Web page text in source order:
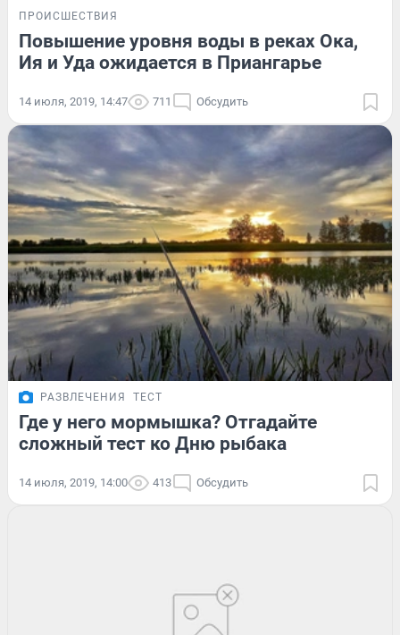
ПРОИСШЕСТВИЯ
Повышение уровня воды в реках Ока,
Ия и Уда ожидается в Приангарье
14 июля, 2019, 14:47 711 Обсудить
РАЗВЛЕЧЕНИЯ ТЕСТ
Где у него мормышка? Отгадайте
сложный тест ко Дню рыбака
14 июля, 2019, 14:00 413 Обсудить